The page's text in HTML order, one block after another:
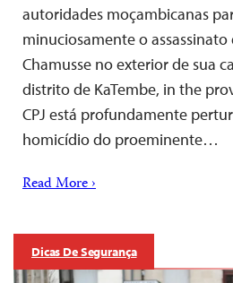
autoridades moçambicanas
minuciosamente o
Chamusse no exterior de sua
distrito de KaTembe, in the
CPJ está profundamente
homicídio do proeminente…
Read More ›
Dicas De Segurança